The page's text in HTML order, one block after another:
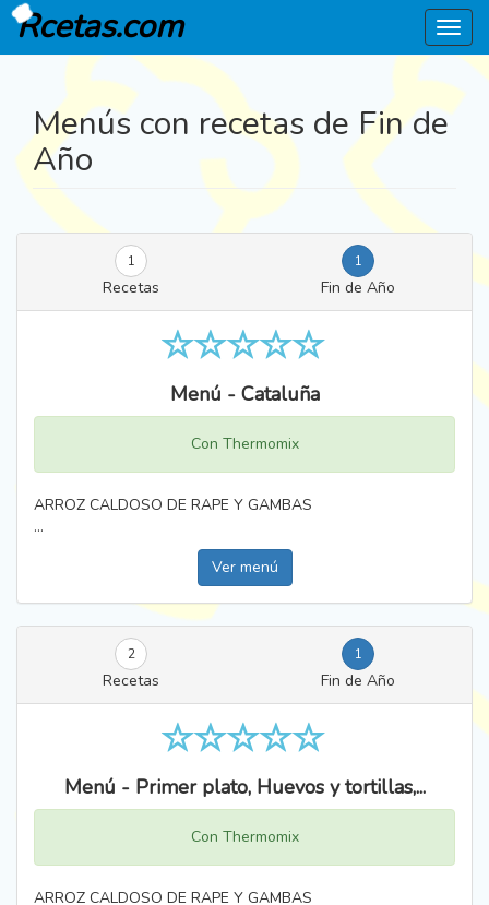
Menú
Rcetas.com
Menús con recetas de Fin de
Año
1 1
Recetas Fin de Año
Menú - Cataluña
Con Thermomix
ARROZ CALDOSO DE RAPE Y GAMBAS
...
Ver menú
2 1
Recetas Fin de Año
Menú - Primer plato, Huevos y tortillas,...
Con Thermomix
ARROZ CALDOSO DE RAPE Y GAMBAS